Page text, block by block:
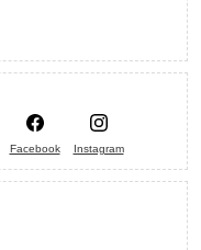
Facebook Instagram